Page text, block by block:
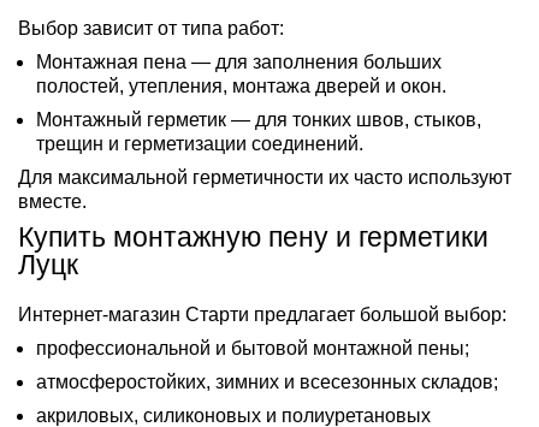
Выбор зависит от типа работ:
Монтажная пена — для заполнения больших
полостей, утепления, монтажа дверей и окон.
Монтажный герметик — для тонких швов, стыков,
трещин и герметизации соединений.
Для максимальной герметичности их часто используют
вместе.
Купить монтажную пену и герметики
Луцк
Интернет-магазин Старти предлагает большой выбор:
профессиональной и бытовой монтажной пены;
атмосферостойких, зимних и всесезонных складов;
акриловых, силиконовых и полиуретановых